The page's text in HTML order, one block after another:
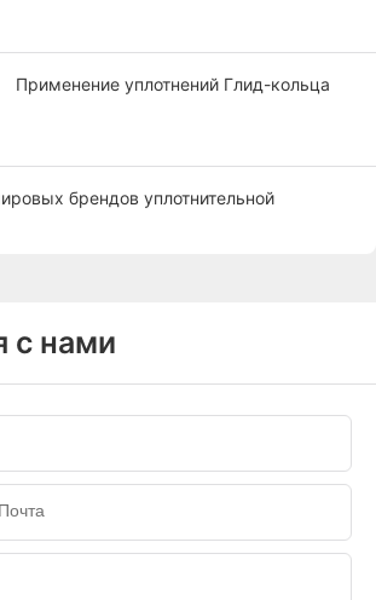
Применение уплотнений Глид-кольца
брендов уплотнительной
с нами